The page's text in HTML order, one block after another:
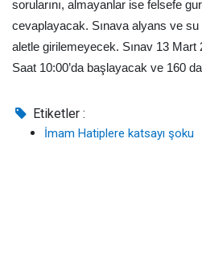
sorularını, almayanlar ise felsefe
cevaplayacak. Sınava alyans ve
aletle girilemeyecek. Sınav 13 Mart
Saat 10:00’da başlayacak ve 160
Etiketler :
İmam Hatiplere katsayı şoku